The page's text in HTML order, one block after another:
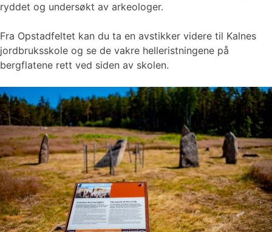
ryddet og undersøkt av arkeologer.
Fra Opstadfeltet kan du ta en avstikker videre til Kalnes
jordbruksskole og se de vakre helleristningene på
bergflatene rett ved siden av skolen.